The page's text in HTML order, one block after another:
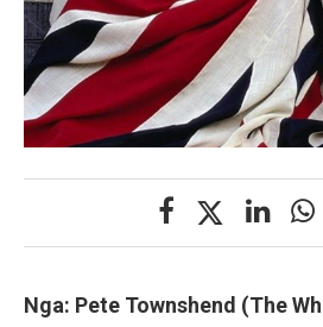
Nga: Pete Townshend (The